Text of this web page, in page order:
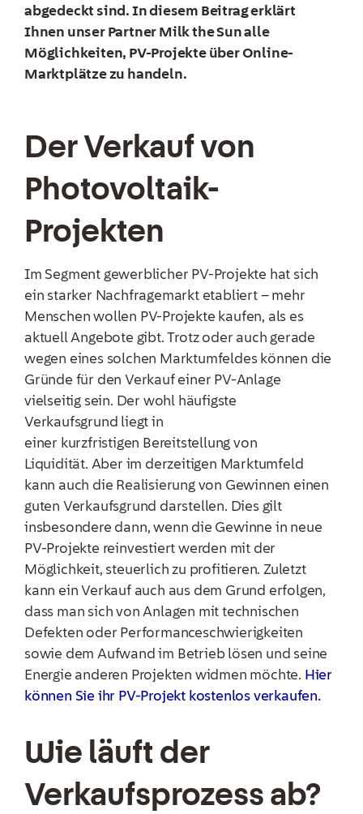
abgedeckt sind. In diesem Beitrag erklärt
Ihnen unser Partner Milk the Sun alle
Möglichkeiten, PV-Projekte über Online-
Marktplätze zu handeln.
Der Verkauf von
Photovoltaik-
Projekten
Im Segment gewerblicher PV-Projekte hat sich
ein starker Nachfragemarkt etabliert – mehr
Menschen wollen PV-Projekte kaufen, als es
aktuell Angebote gibt. Trotz oder auch gerade
wegen eines solchen Marktumfeldes können die
Gründe für den Verkauf einer PV-Anlage
vielseitig sein. Der wohl häufigste
Verkaufsgrund liegt in
einer kurzfristigen Bereitstellung von
Liquidität. Aber im derzeitigen Marktumfeld
kann auch die Realisierung von Gewinnen einen
guten Verkaufsgrund darstellen. Dies gilt
insbesondere dann, wenn die Gewinne in neue
PV-Projekte reinvestiert werden mit der
Möglichkeit, steuerlich zu profitieren. Zuletzt
kann ein Verkauf auch aus dem Grund erfolgen,
dass man sich von Anlagen mit technischen
Defekten oder Performanceschwierigkeiten
sowie dem Aufwand im Betrieb lösen und seine
Energie anderen Projekten widmen möchte. Hier
können Sie ihr PV-Projekt kostenlos verkaufen.
Wie läuft der
Verkaufsprozess ab?